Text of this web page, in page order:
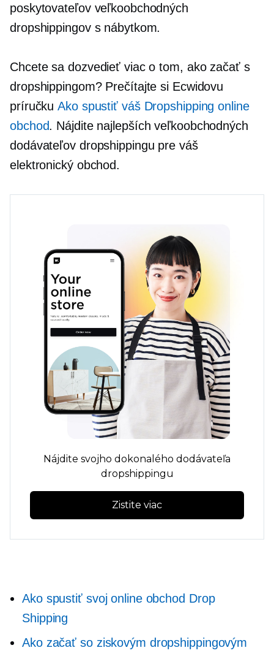
poskytovateľov veľkoobchodných
dropshippingov s nábytkom.
Chcete sa dozvedieť viac o tom, ako začať s
dropshippingom? Prečítajte si Ecwidovu
príručkuAko spustiť váš Dropshipping online
obchod. Nájdite najlepších veľkoobchodných
dodávateľov dropshippingu pre váš
elektronický obchod.
Nájdite svojho dokonalého dodávateľa
dropshippingu
Zistite viac
Ako spustiť svoj online obchod Drop
Shipping
Ako začať so ziskovým dropshippingovým